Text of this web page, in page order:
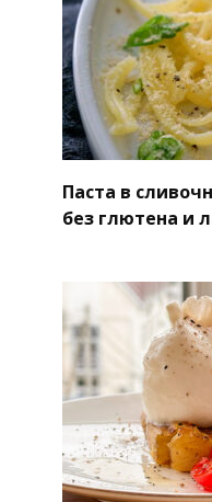
Паста в
без глютена и